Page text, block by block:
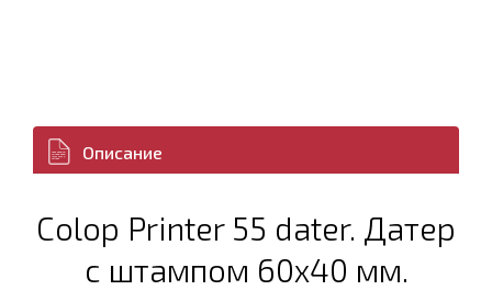
Описание
Colop Printer 55 dater. Датер
с штампом 60х40 мм.